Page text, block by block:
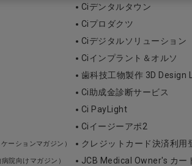
ーションマガジン）
院向けマガジン）
Ciデンタルタウン
Ciプロダクツ
Ciデジタルソリューション
Ciインプラント＆オルソ
歯科技工物製作 3D Design
Ci助成金診断サービス
Ci PayLight
Ciイージーアポ2
クレジットカード決済利用
JCB Medical Owner's カー